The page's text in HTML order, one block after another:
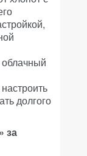
облачный
долгого
за